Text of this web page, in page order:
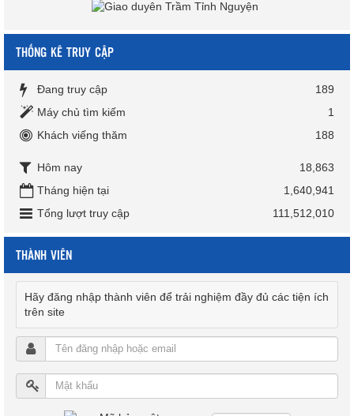
THỐNG KÊ TRUY CẬP
Đang truy cập
189
Máy chủ tìm kiếm
1
Khách viếng thăm
188
Hôm nay
18,863
Tháng hiện tại
1,640,941
Tổng lượt truy cập
111,512,010
THÀNH VIÊN
Hãy đăng nhập thành viên để trải nghiệm đầy đủ các tiện ích
trên site